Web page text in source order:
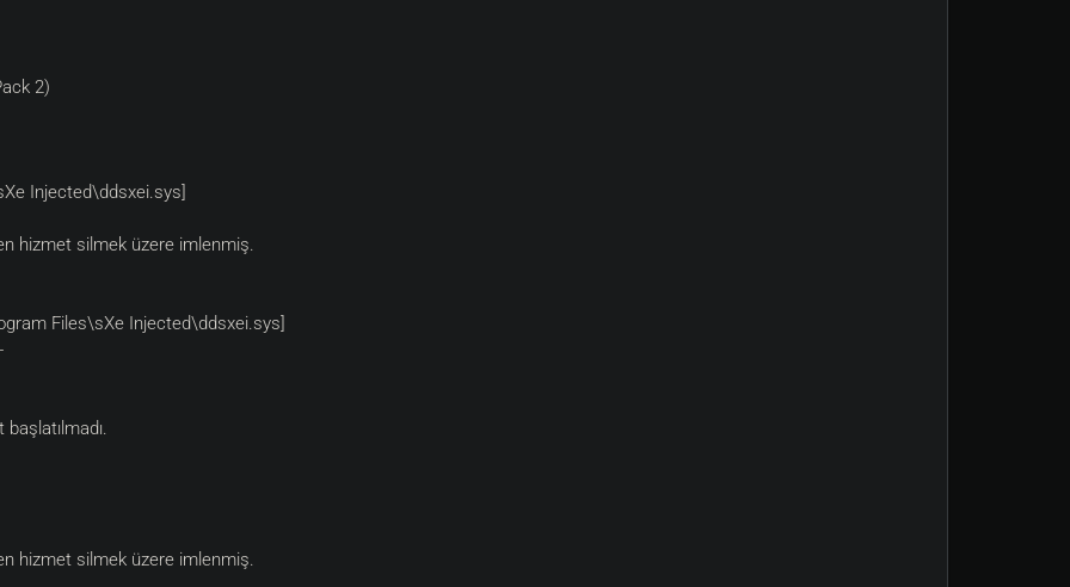
2)
Injected\ddsxei.sys]
hizmet silmek üzere imlenmiş.
Files\sXe Injected\ddsxei.sys]
hizmet silmek üzere imlenmiş.